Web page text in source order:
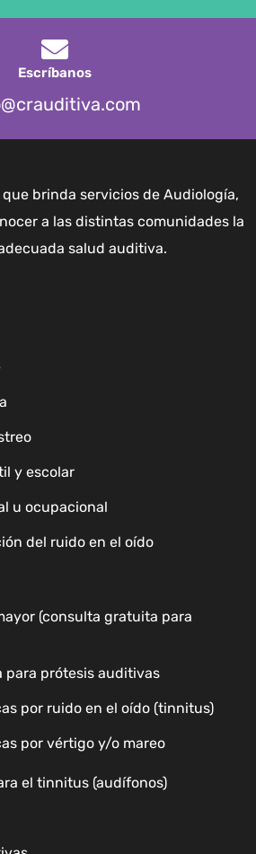
Escríbanos
brinda servicios de Audiología,
a las distintas comunidades la
salud auditiva.
y escolar
u ocupacional
del ruido en el oído
(consulta gratuita para
para prótesis auditivas
por ruido en el oído (tinnitus)
por vértigo y/o mareo
el tinnitus (audífonos)